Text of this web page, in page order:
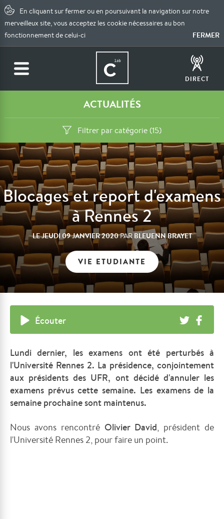
En cliquant sur fermer ou en poursuivant la navigation sur notre
merveilleux site, vous acceptez les cookie nécessaires au bon
fonctionnement de celui-ci
FERMER
DIRECT
ACTUALITÉS
Filtrer par catégorie (15)
Blocages et report d'examens
à Rennes 2
LEJEUDI 09 JANVIER 2020PARBLEUENN BRAYET
VIE ETUDIANTE
Écouter
Lundi dernier, les examens ont été perturbés à
l'Université Rennes 2. La présidence, conjointement
aux présidents des UFR, ont décidé d'annuler les
examens prévus cette semaine. Les examens de la
semaine prochaine sont maintenus.
Nous avons rencontré Olivier David, président de
l'Université Rennes 2, pour faire un point.